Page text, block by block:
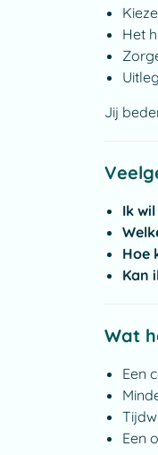
Het
Jij
Ik
Hoe
Kan
Wat
Een
Een